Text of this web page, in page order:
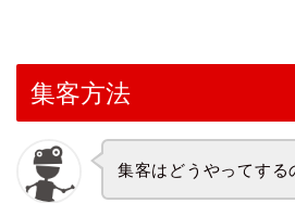
集客方法
集客はどうやってする